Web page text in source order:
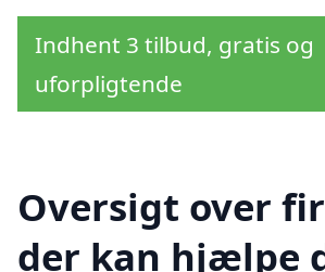
Indhent 3 tilbud, gratis og
uforpligtende
Oversigt over
der kan hjælpe